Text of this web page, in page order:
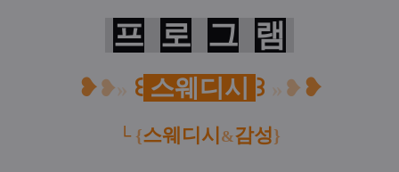
프 로 그 램
❥❥» ꒰스웨디시 ꒱ » ❥ ❥
└{스웨디시 &감성}